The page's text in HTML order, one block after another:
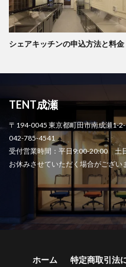
シェアキッチンの申込方法と料金
TENT成瀬
〒194-0045 東京都町田市南成瀬1-
042-785-4541
受付営業時間：平日9:00-20:00 土
お休みさせていただく場合がござい
ホーム 特定商取引法